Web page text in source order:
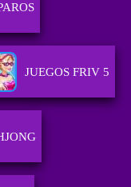
JUEGOS FRIV 5